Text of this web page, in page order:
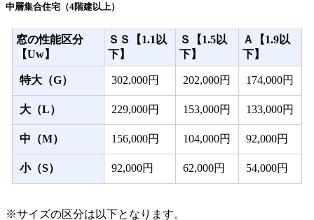
中層集合住宅（4階建以上）
窓の性能区分
【Uw】
ＳＳ【1.1以
下】
Ｓ【1.5以
下】
Ａ【1.9以
下】
特大（G） 302,000円 202,000円 174,000円
大（L） 229,000円 153,000円 133,000円
中（M） 156,000円 104,000円 92,000円
小（S） 92,000円 62,000円 54,000円
※サイズの区分は以下となります。